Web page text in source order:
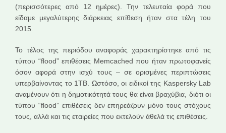
(περισσότερες από 12 ημέρες). Την τελευταία φορά που
είδαμε μεγαλύτερης διάρκειας επίθεση ήταν στα τέλη του
2015.
Το τέλος της περιόδου αναφοράς χαρακτηρίστηκε από τις
τύπου “flood” επιθέσεις Memcached που ήταν πρωτοφανείς
όσον αφορά στην ισχύ τους – σε ορισμένες περιπτώσεις
υπερβαίνοντας το 1TB. Ωστόσο, οι ειδικοί της Kaspersky Lab
αναμένουν ότι η δημοτικότητά τους θα είναι βραχύβια, διότι οι
τύπου “flood” επιθέσεις δεν επηρεάζουν μόνο τους στόχους
τους, αλλά και τις εταιρείες που εκτελούν άθελά τις επιθέσεις.